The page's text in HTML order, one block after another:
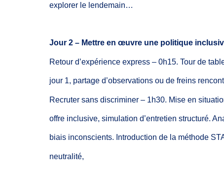
explorer le lendemain…
Jour 2 – Mettre en œuvre une politique
Retour d’expérience express – 0h15. Tour de
jour 1, partage d’observations ou de freins
Recruter sans discriminer – 1h30. Mise en
offre inclusive, simulation d’entretien structuré.
biais inconscients. Introduction de la méthode
neutralité,